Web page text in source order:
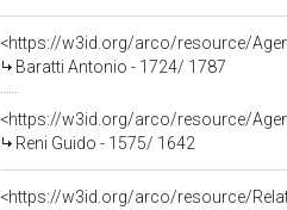
<https://w3id.org/arco/resource/
Baratti Antonio - 1724/ 1787
<https://w3id.org/arco/resource/
Reni Guido - 1575/ 1642
<https://w3id.org/arco/resource/